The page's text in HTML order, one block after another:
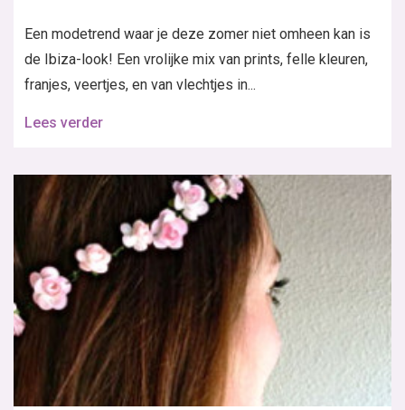
Een modetrend waar je deze zomer niet omheen kan is
de Ibiza-look! Een vrolijke mix van prints, felle kleuren,
franjes, veertjes, en van vlechtjes in...
Lees verder